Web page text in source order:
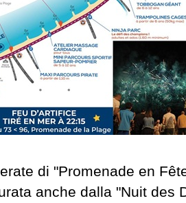
di "Promenade en
anche dalla "Nuit des